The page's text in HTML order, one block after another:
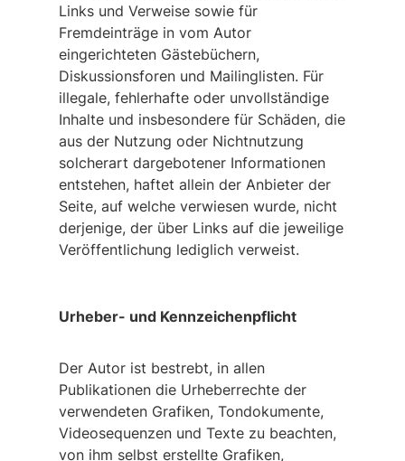
Links und Verweise sowie für
Fremdeinträge in vom Autor
eingerichteten Gästebüchern,
Diskussionsforen und Mailinglisten. Für
illegale, fehlerhafte oder unvollständige
Inhalte und insbesondere für Schäden, die
aus der Nutzung oder Nichtnutzung
solcherart dargebotener Informationen
entstehen, haftet allein der Anbieter der
Seite, auf welche verwiesen wurde, nicht
derjenige, der über Links auf die jeweilige
Veröffentlichung lediglich verweist.
Urheber- und Kennzeichenpflicht
Der Autor ist bestrebt, in allen
Publikationen die Urheberrechte der
verwendeten Grafiken, Tondokumente,
Videosequenzen und Texte zu beachten,
von ihm selbst erstellte Grafiken,